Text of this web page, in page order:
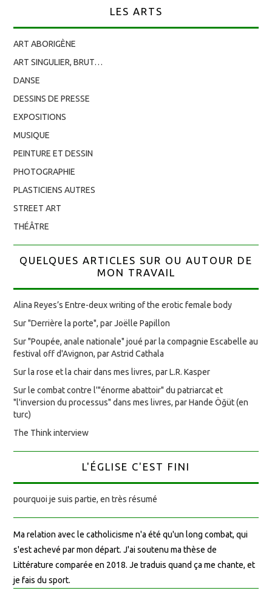
LES ARTS
ART ABORIGÈNE
ART SINGULIER, BRUT…
DANSE
DESSINS DE PRESSE
EXPOSITIONS
MUSIQUE
PEINTURE ET DESSIN
PHOTOGRAPHIE
PLASTICIENS AUTRES
STREET ART
THÉÂTRE
QUELQUES ARTICLES SUR OU AUTOUR DE
MON TRAVAIL
Alina Reyes’s Entre-deux writing of the erotic female body
Sur "Derrière la porte", par Joëlle Papillon
Sur "Poupée, anale nationale" joué par la compagnie Escabelle au
festival off d'Avignon, par Astrid Cathala
Sur la rose et la chair dans mes livres, par L.R. Kasper
Sur le combat contre l'"énorme abattoir" du patriarcat et
"l'inversion du processus" dans mes livres, par Hande Öğüt (en
turc)
The Think interview
L'ÉGLISE C'EST FINI
pourquoi je suis partie, en très résumé
Ma relation avec le catholicisme n'a été qu'un long combat, qui
s'est achevé par mon départ. J'ai soutenu ma thèse de
Littérature comparée en 2018. Je traduis quand ça me chante, et
je fais du sport.